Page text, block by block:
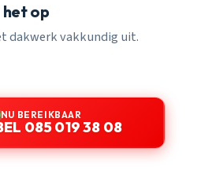
het op
dakwerk vakkundig uit.
NU BEREIKBAAR
085 019 38 08